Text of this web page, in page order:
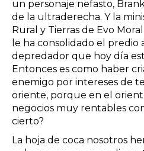
un personaje nefasto,
de la ultraderecha. Y la
Rural y Tierras de Evo
le ha consolidado el predio
depredador que hoy día
Entonces es como haber
enemigo por intereses de
oriente, porque en el
negocios muy rentables
cierto?
La hoja de coca nosotros